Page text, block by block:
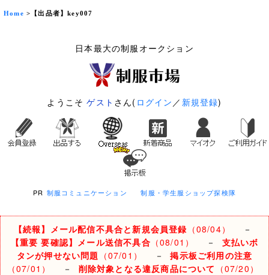
Home >【出品者】key007
日本最大の制服オークション
ようこそゲスト さん( ログイン ／ 新規登録)
PR 制服コミュニケーション 制服・学生服ショップ探検隊
【続報】メール配信不具合と新規会員登録 （08/04）
－
【重要 要確認】メール送信不具合 （08/01） － 支払いボ
タンが押せない問題 （07/01） －掲示板ご利用の注意
（07/01）
－ 削除対象となる違反商品について （07/20）